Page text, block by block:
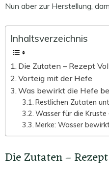
Nun aber zur Herstellung,
Inhaltsverzeichnis
Die Zutaten – Rezept
Vorteig mit der Hefe
Was bewirkt die Hefe
Restlichen Zutaten
Wasser für die Kruste
Merke: Wasser
Die Zutaten –